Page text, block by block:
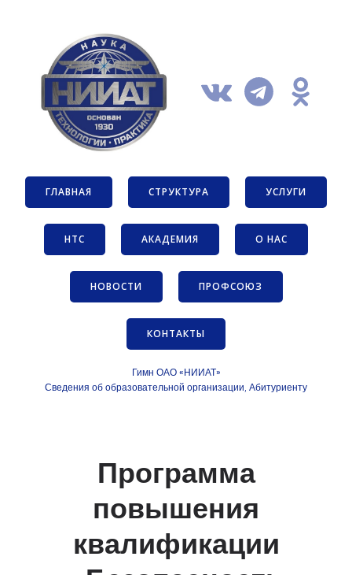
ГЛАВНАЯ СТРУКТУРА УСЛУГИ
НТС АКАДЕМИЯ О НАС
НОВОСТИ ПРОФСОЮЗ
КОНТАКТЫ
Гимн ОАО «НИИАТ»
Сведения об образовательной организации, Абитуриенту
Программа
повышения
квалификации